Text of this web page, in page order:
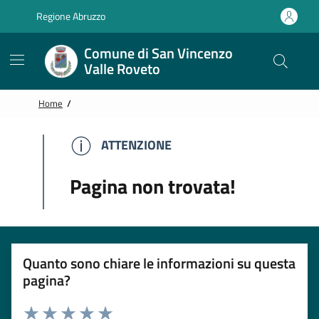
Regione Abruzzo
Comune di San Vincenzo
Valle Roveto
Home /
ATTENZIONE
ATTENZIONE
Pagina non trovata!
Quanto sono chiare le informazioni su questa
pagina?
Rating: